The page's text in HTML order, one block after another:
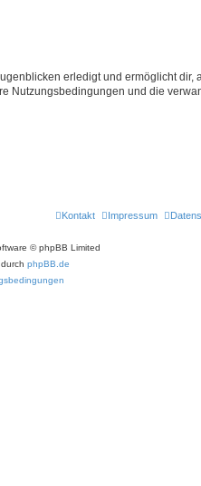
erledigt und ermöglicht
und die
Impressum
Kontakt
© phpBB Limited
phpBB.de